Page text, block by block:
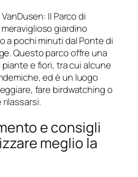
Il Parco di
giardino
a pochi minuti dal Ponte di
Questo parco offre una
piante e fiori, tra cui alcune
ed è un luogo
fare birdwatching o
e consigli
meglio la